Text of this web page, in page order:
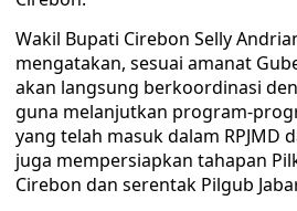
Wakil Bupati Cirebon Selly
mengatakan, sesuai amanat
akan langsung berkoordinasi
guna melanjutkan program-
yang telah masuk dalam RPJMD
juga mempersiapkan tahapan
Cirebon dan serentak Pilgub